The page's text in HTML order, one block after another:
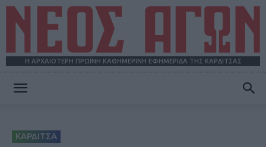
Η ΑΡΧΑΙΟΤΕΡΗ ΠΡΩΪΝΗ ΚΑΘΗΜΕΡΙΝΗ ΕΦΗΜΕΡΙΔΑ ΤΗΣ ΚΑΡΔΙΤΣΑΣ
ΚΑΡΔΙΤΣΑ